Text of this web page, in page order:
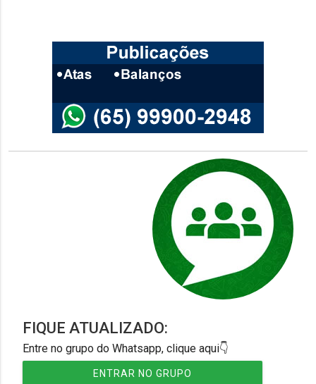
FIQUE ATUALIZADO:
Entre no grupo do Whatsapp, clique aqui👇
ENTRAR NO GRUPO